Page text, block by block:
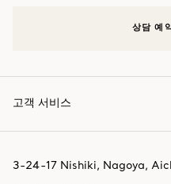
상담 예
고객 서비스
3-24-17 Nishiki, Nagoya,